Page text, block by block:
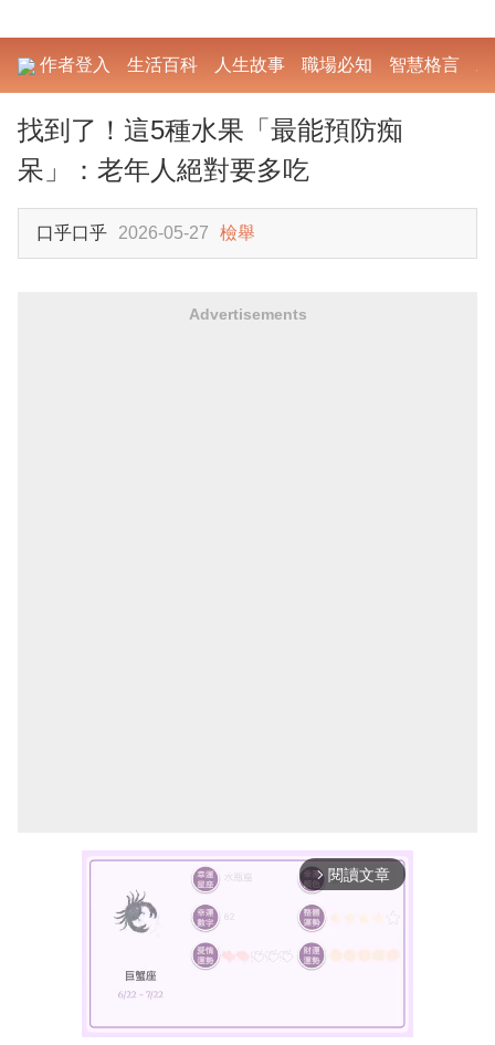
作者登入 生活百科 人生故事 職場必知 智慧格言
找到了！這5種水果「最能預防痴
呆」：老年人絕對要多吃
口乎口乎 2026-05-27 檢舉
Advertisements
arrow_forward_ios 閱讀文章